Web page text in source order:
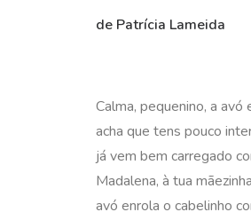
de Patrícia Lameida
Calma, pequenino, a
acha que tens pouco
já vem bem carregado
Madalena, à tua
avó enrola o cabelinho